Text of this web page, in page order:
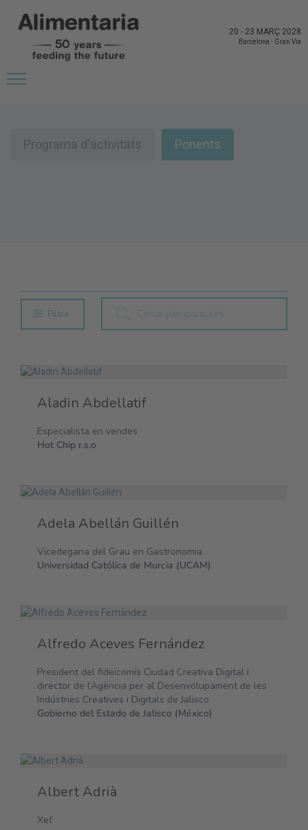
20 - 23 MARÇ 2028
Barcelona - Gran Via
Ponents
Programa d'activitats Ponents
Filtre
Aladin Abdellatif
Especialista en vendes
Hot Chip r.s.o
Adela Abellán Guillén
Vicedegana del Grau en Gastronomia
Universidad Católica de Murcia (UCAM)
Alfredo Aceves Fernández
President del fideïcomís Ciudad Creativa Digital i
director de l’Agència per al Desenvolupament de les
Indústries Creatives i Digitals de Jalisco
Gobierno del Estado de Jalisco (México)
Albert Adrià
Xef